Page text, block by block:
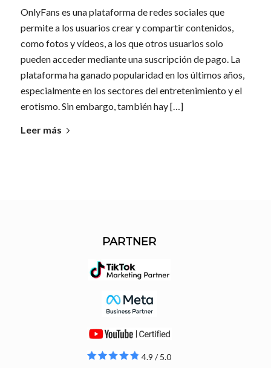
OnlyFans es una plataforma de redes sociales que
permite a los usuarios crear y compartir contenidos,
como fotos y vídeos, a los que otros usuarios solo
pueden acceder mediante una suscripción de pago. La
plataforma ha ganado popularidad en los últimos años,
especialmente en los sectores del entretenimiento y el
erotismo. Sin embargo, también hay […]
Leer más
PARTNER
4.9 / 5.0